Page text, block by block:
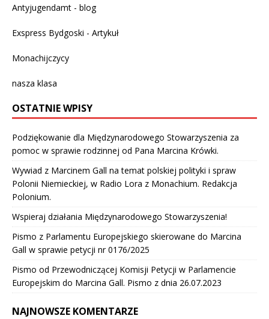
Antyjugendamt - blog
Exspress Bydgoski - Artykuł
Monachijczycy
nasza klasa
OSTATNIE WPISY
Podziękowanie dla Międzynarodowego Stowarzyszenia za
pomoc w sprawie rodzinnej od Pana Marcina Krówki.
Wywiad z Marcinem Gall na temat polskiej polityki i spraw
Polonii Niemieckiej, w Radio Lora z Monachium. Redakcja
Polonium.
Wspieraj działania Międzynarodowego Stowarzyszenia!
Pismo z Parlamentu Europejskiego skierowane do Marcina
Gall w sprawie petycji nr 0176/2025
Pismo od Przewodniczącej Komisji Petycji w Parlamencie
Europejskim do Marcina Gall. Pismo z dnia 26.07.2023
NAJNOWSZE KOMENTARZE